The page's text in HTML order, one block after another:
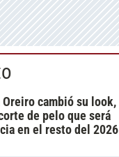
cambió su look,
de pelo que será
en el resto del 2026